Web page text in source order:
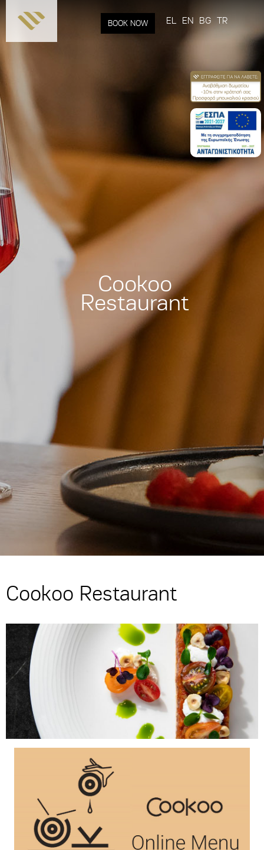
κυρίως
BOOK NOW EL EN BG TR
Cookoo
Restaurant
Cookoo Restaurant